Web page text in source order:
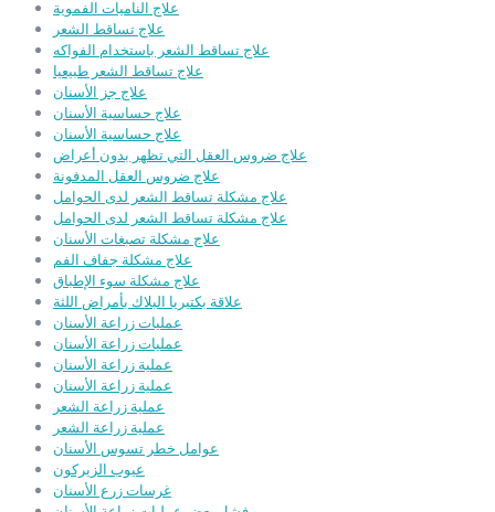
علاج الناميات الفموية
علاج تساقط الشعر
علاج تساقط الشعر باستخدام الفواكه
علاج تساقط الشعر طبيعيا
علاج جز الأسنان
علاج حساسية الأسنان
علاج حساسية الأسنان
علاج ضروس العقل التي تظهر بدون أعراض
علاج ضروس العقل المدفونة
علاج مشكلة تساقط الشعر لدى الحوامل
علاج مشكلة تساقط الشعر لدى الحوامل
علاج مشكلة تصبغات الأسنان
علاج مشكلة جفاف الفم
علاج مشكلة سوء الإطباق
علاقة بكتيريا البلاك بأمراض اللثة
عمليات زراعة الأسنان
عمليات زراعة الأسنان
عملية زراعة الأسنان
عملية زراعة الأسنان
عملية زراعة الشعر
عملية زراعة الشعر
عوامل خطر تسوس الأسنان
عيوب الزيركون
غرسات زرع الأسنان